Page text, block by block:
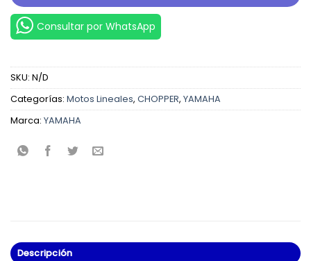
Consultar por WhatsApp
SKU: N/D
Categorías: Motos Lineales, CHOPPER, YAMAHA
Marca: YAMAHA
Descripción